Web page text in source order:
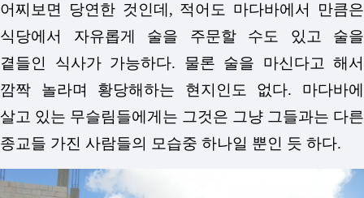
어찌보면 당연한 것인데, 적어도 마다바에서 만큼은
식당에서 자유롭게 술을 주문할 수도 있고 술을
곁들인 식사가 가능하다. 물론 술을 마신다고 해서
깜짝 놀라며 황당해하는 현지인도 없다. 마다바에
살고 있는 무슬림들에게는 그것은 그냥 그들과는 다른
종교들 가진 사람들의 모습중 하나일 뿐인 듯 하다.